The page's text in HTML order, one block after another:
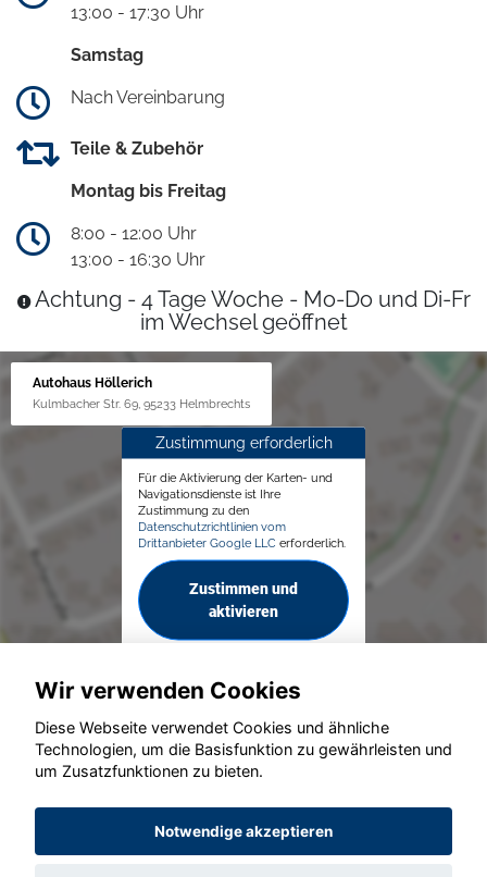
13:00 - 17:30 Uhr
Samstag
Nach Vereinbarung
Teile & Zubehör
Montag bis Freitag
8:00 - 12:00 Uhr
13:00 - 16:30 Uhr
Achtung - 4 Tage Woche - Mo-Do und Di-Fr
im Wechsel geöffnet
Autohaus Höllerich
Kulmbacher Str. 69, 95233 Helmbrechts
Zustimmung erforderlich
Für die Aktivierung der Karten- und
Navigationsdienste ist Ihre
Zustimmung zu den
Datenschutzrichtlinien vom
Drittanbieter Google LLC erforderlich.
Zustimmen und
aktivieren
© konjunkturmotor.de GmbH 2020 - 2026
Wir verwenden Cookies
Diese Webseite verwendet Cookies und ähnliche
Technologien, um die Basisfunktion zu gewährleisten und
um Zusatzfunktionen zu bieten.
Notwendige akzeptieren